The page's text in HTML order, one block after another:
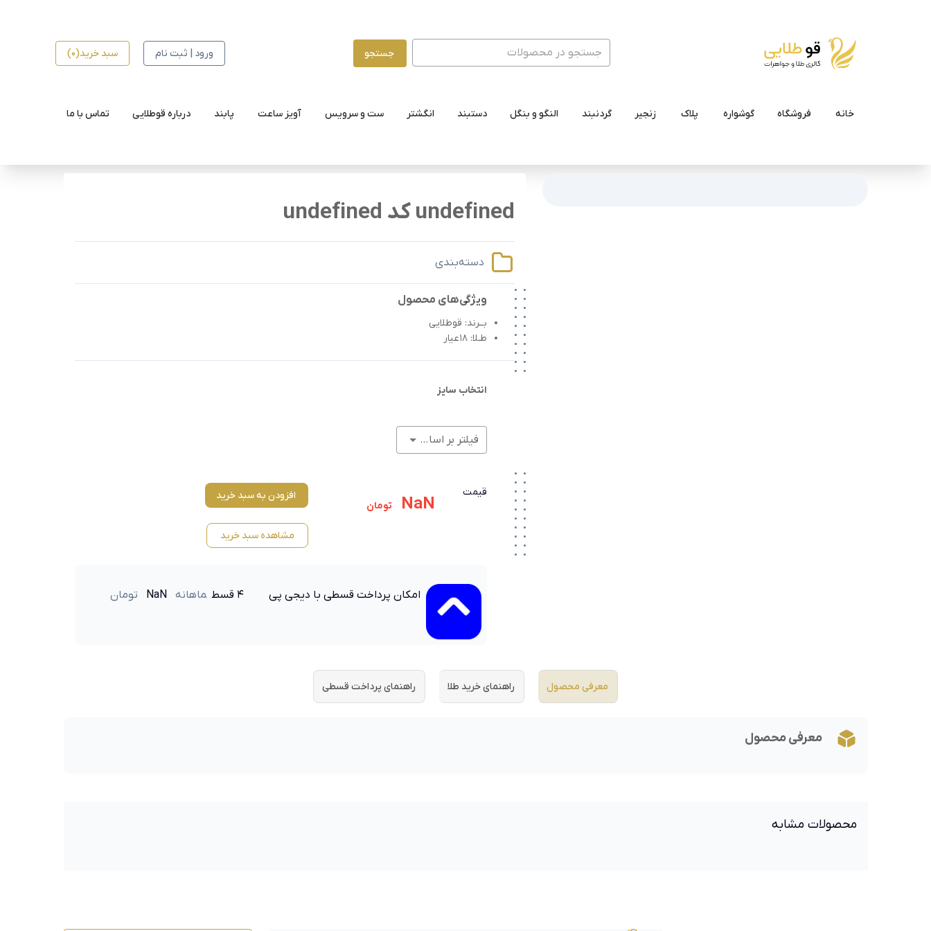
جستجو ورود | ثبت نام سبد خرید(0)
خانه فروشگاه گوشواره پلاک زنجیر گردنبند النگو و بنگل دستبند انگشتر ست و سرویس آویز ساعت پابند درباره قوطلایی تماس با ما
undefined کد undefined
دسته‌بندی
ویژگی‌های محصول
بــرند: قوطلایی
طـلا: 18عیار
انتخاب سایز
فیلتر بر اساس وزن (گرم)
قیمت
NaN تومان
افزودن به سبد خرید
مشاهده سبد خرید
امکان پرداخت قسطی با دیجی پی ۴ قسط ماهانه تومان
معرفی محصول راهنمای خرید طلا راهنمای پرداخت قسطی
معرفی محصول
محصولات مشابه